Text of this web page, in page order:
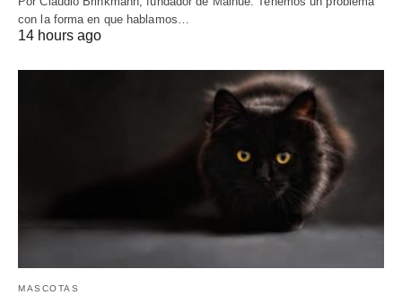
con la forma en que hablamos…
14 hours ago
MASCOTAS